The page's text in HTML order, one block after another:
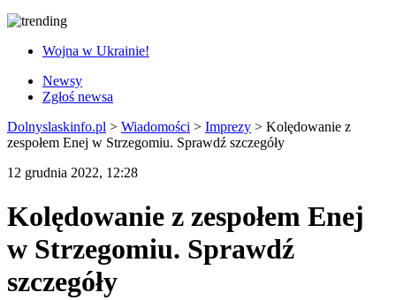
Wojna w Ukrainie!
Newsy
Zgłoś newsa
Dolnyslaskinfo.pl > Wiadomości > Imprezy > Kolędowanie z
zespołem Enej w Strzegomiu. Sprawdź szczegóły
12 grudnia 2022, 12:28
Kolędowanie z zespołem Enej
w Strzegomiu. Sprawdź
szczegóły